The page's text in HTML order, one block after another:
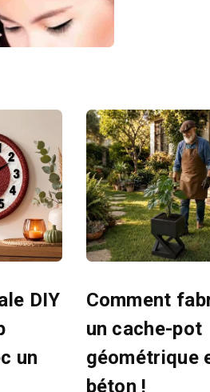
DIY
un
Comment
un cache-pot
géométrique
béton !